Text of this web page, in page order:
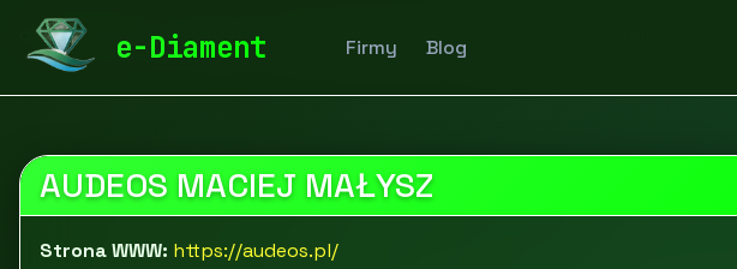
e-Diament Firmy Blog
diamentspa.pl IT i telekomunikacja
AUDEOS MACIEJ MAŁYSZ
Strona WWW: https://audeos.pl/